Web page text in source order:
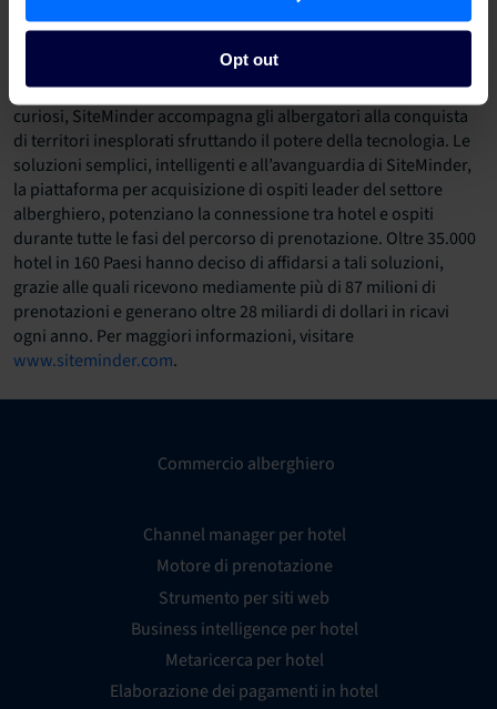
Opt out
media@siteminder.com
In un mondo di opzioni fatto su misura per i viaggiatori più
curiosi, SiteMinder accompagna gli albergatori alla conquista
di territori inesplorati sfruttando il potere della tecnologia. Le
soluzioni semplici, intelligenti e all’avanguardia di SiteMinder,
la piattaforma per acquisizione di ospiti leader del settore
alberghiero, potenziano la connessione tra hotel e ospiti
durante tutte le fasi del percorso di prenotazione. Oltre 35.000
hotel in 160 Paesi hanno deciso di affidarsi a tali soluzioni,
grazie alle quali ricevono mediamente più di 87 milioni di
prenotazioni e generano oltre 28 miliardi di dollari in ricavi
ogni anno. Per maggiori informazioni, visitare
www.siteminder.com.
Commercio alberghiero
Channel manager per hotel
Motore di prenotazione
Strumento per siti web
Business intelligence per hotel
Metaricerca per hotel
Elaborazione dei pagamenti in hotel